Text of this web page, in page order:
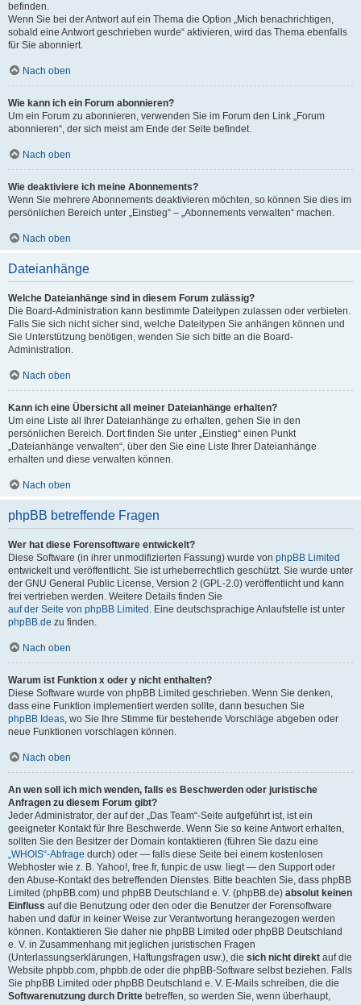
befinden.
Wenn Sie bei der Antwort auf ein Thema die Option „Mich benachrichtigen,
sobald eine Antwort geschrieben wurde“ aktivieren, wird das Thema ebenfalls
für Sie abonniert.
Nach oben
Wie kann ich ein Forum abonnieren?
Um ein Forum zu abonnieren, verwenden Sie im Forum den Link „Forum
abonnieren“, der sich meist am Ende der Seite befindet.
Nach oben
Wie deaktiviere ich meine Abonnements?
Wenn Sie mehrere Abonnements deaktivieren möchten, so können Sie dies im
persönlichen Bereich unter „Einstieg“ – „Abonnements verwalten“ machen.
Nach oben
Dateianhänge
Welche Dateianhänge sind in diesem Forum zulässig?
Die Board-Administration kann bestimmte Dateitypen zulassen oder verbieten.
Falls Sie sich nicht sicher sind, welche Dateitypen Sie anhängen können und
Sie Unterstützung benötigen, wenden Sie sich bitte an die Board-
Administration.
Nach oben
Kann ich eine Übersicht all meiner Dateianhänge erhalten?
Um eine Liste all Ihrer Dateianhänge zu erhalten, gehen Sie in den
persönlichen Bereich. Dort finden Sie unter „Einstieg“ einen Punkt
„Dateianhänge verwalten“, über den Sie eine Liste Ihrer Dateianhänge
erhalten und diese verwalten können.
Nach oben
phpBB betreffende Fragen
Wer hat diese Forensoftware entwickelt?
Diese Software (in ihrer unmodifizierten Fassung) wurde von phpBB Limited
entwickelt und veröffentlicht. Sie ist urheberrechtlich geschützt. Sie wurde unter
der GNU General Public License, Version 2 (GPL-2.0) veröffentlicht und kann
frei vertrieben werden. Weitere Details finden Sie
auf der Seite von phpBB Limited . Eine deutschsprachige Anlaufstelle ist unter
phpBB.de zu finden.
Nach oben
Warum ist Funktion x oder y nicht enthalten?
Diese Software wurde von phpBB Limited geschrieben. Wenn Sie denken,
dass eine Funktion implementiert werden sollte, dann besuchen Sie
phpBB Ideas, wo Sie Ihre Stimme für bestehende Vorschläge abgeben oder
neue Funktionen vorschlagen können.
Nach oben
An wen soll ich mich wenden, falls es Beschwerden oder juristische
Anfragen zu diesem Forum gibt?
Jeder Administrator, der auf der „Das Team“-Seite aufgeführt ist, ist ein
geeigneter Kontakt für Ihre Beschwerde. Wenn Sie so keine Antwort erhalten,
sollten Sie den Besitzer der Domain kontaktieren (führen Sie dazu eine
„WHOIS“-Abfrage durch) oder — falls diese Seite bei einem kostenlosen
Webhoster wie z. B. Yahoo!, free.fr, funpic.de usw. liegt — den Support oder
den Abuse-Kontakt des betreffenden Dienstes. Bitte beachten Sie, dass phpBB
Limited (phpBB.com) und phpBB Deutschland e. V. (phpBB.de) absolut keinen
Einfluss auf die Benutzung oder den oder die Benutzer der Forensoftware
haben und dafür in keiner Weise zur Verantwortung herangezogen werden
können. Kontaktieren Sie daher nie phpBB Limited oder phpBB Deutschland
e. V. in Zusammenhang mit jeglichen juristischen Fragen
(Unterlassungserklärungen, Haftungsfragen usw.), die sich nicht direkt auf die
Website phpbb.com, phpbb.de oder die phpBB-Software selbst beziehen. Falls
Sie phpBB Limited oder phpBB Deutschland e. V. E-Mails schreiben, die die
Softwarenutzung durch Dritte betreffen, so werden Sie, wenn überhaupt,